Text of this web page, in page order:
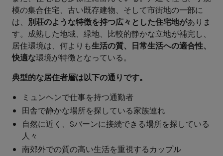
模の集合住宅、古い既存建物、そして市街地の一部に
は、 別荘のような特徴を持つ広々とした住宅地がありま
す。成熟した地域、緑地、比較的静かな立地が補完し、
居住環境は、何よりも生活の質、日常生活への適合性、
快適な環境が特徴となっている。
典型的な居住者層は以下の通りです。
ミュンヘンで仕事を持つ通勤者
田舎で静かな場所を探している家族連れ
自然に近く、Sバーンに接続できる場所を探している
人々
南郊外での質の高い生活を重視するカップル